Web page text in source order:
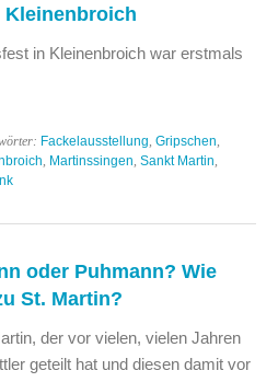
Kleinenbroich
in Kleinenbroich war erstmals
Fackelausstellung Gripschen
Martinssingen Sankt Martin
oder Puhmann? Wie
St. Martin?
der vor vielen, vielen Jahren
geteilt hat und diesen damit vor